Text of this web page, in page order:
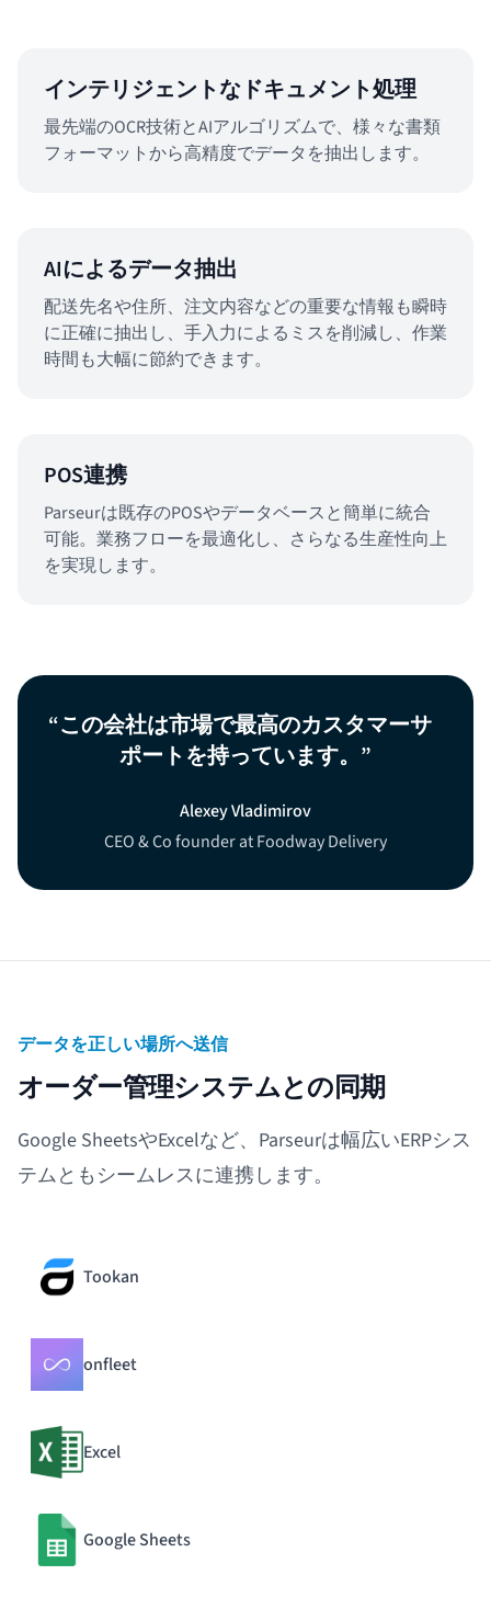
インテリジェントなドキュメント処理
最先端のOCR技術とAIアルゴリズムで、様々な書類
フォーマットから高精度でデータを抽出します。
AIによるデータ抽出
配送先名や住所、注文内容などの重要な情報も瞬時
に正確に抽出し、手入力によるミスを削減し、作業
時間も大幅に節約できます。
POS連携
Parseurは既存のPOSやデータベースと簡単に統合
可能。業務フローを最適化し、さらなる生産性向上
を実現します。
この会社は市場で最高のカスタマーサ
ポートを持っています。
Alexey Vladimirov
CEO & Co founder at Foodway Delivery
データを正しい場所へ送信
オーダー管理システムとの同期
Google SheetsやExcelなど、Parseurは幅広いERPシス
テムともシームレスに連携します。
Tookan
onfleet
Excel
Google Sheets